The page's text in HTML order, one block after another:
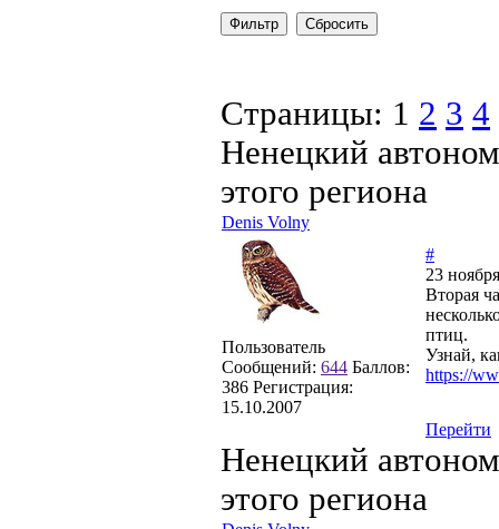
Страницы: 1 2 3 4
Ненецкий
этого региона
Denis Volny
Пользователь
Сообщений: 644 Баллов:
386 Регистрация:
15.10.2007
#
23
Вторая
птиц.
Узнай,
https://
Перейти
Ненецкий
этого региона